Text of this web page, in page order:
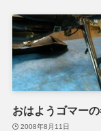
おはようゴマーの
2008年8月11日